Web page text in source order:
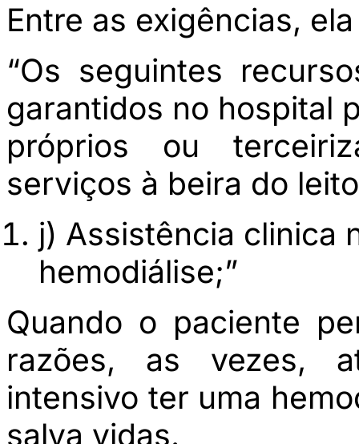
Entre as exigências,
“Os seguintes
garantidos no hospital
próprios ou
serviços à beira do
j) Assistência clinica
hemodiálise;”
Quando o paciente
razões, as vezes,
intensivo ter uma
salva vidas.